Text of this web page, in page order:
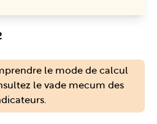
le mode de calcul
le vade mecum des